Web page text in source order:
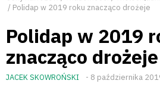
Polidap w 2019 roku znacząco drożeje
Polidap w 2019
znacząco drożeje
JACEK SKOWROŃSKI - 8 października